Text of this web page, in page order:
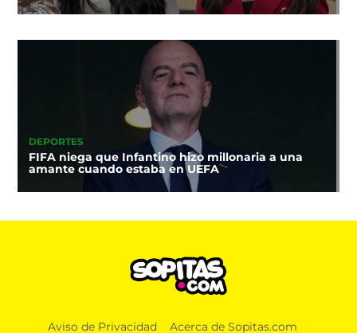
DEPORTES
FIFA niega que Infantino hizo millonaria a una
amante cuando estaba en UEFA
Aviso de Privacidad Acerca de Sopitas.com